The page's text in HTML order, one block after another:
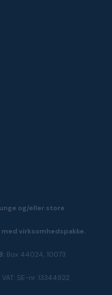
og/eller store
virksomhedspakke.
Box 44024, 10073
SE-nr. 13344922